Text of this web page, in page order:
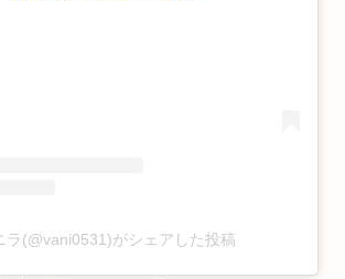
ラ(@vani0531)がシェアした投稿